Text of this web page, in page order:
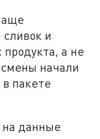
сливок и
продукта, а не
начали
пакете
на данные